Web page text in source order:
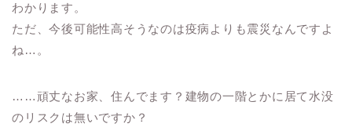
わかります。
ただ、今後可能性高そうなのは疫病よりも震災なんですよ
ね…。
……頑丈なお家、住んでます？建物の一階とかに居て水没
のリスクは無いですか？